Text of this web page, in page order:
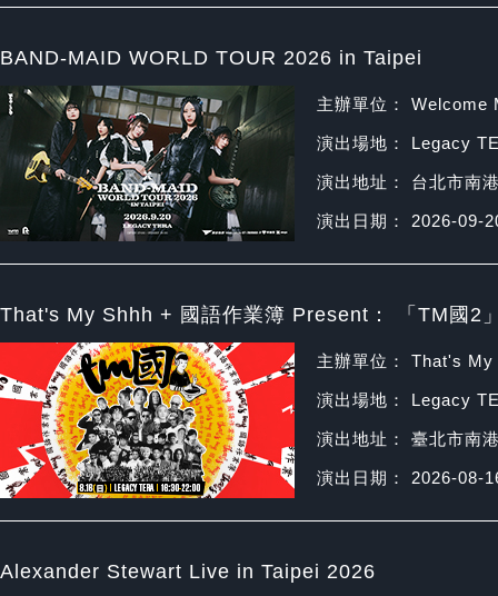
BAND-MAID WORLD TOUR 2026 in Taipei
主辦單位： Welcome
演出場地： Legacy
演出地址： 台北市南
演出日期： 2026-09-
That's My Shhh + 國語作業簿 Present： 「TM國2
主辦單位： That's
演出場地： Legacy
演出地址： 臺北市南
演出日期： 2026-08-
Alexander Stewart Live in Taipei 2026